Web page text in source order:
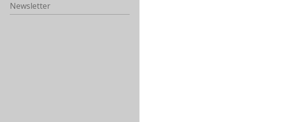
Newsletter